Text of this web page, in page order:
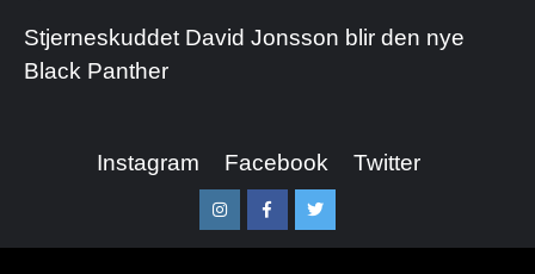
Stjerneskuddet David Jonsson blir den nye
Black Panther
Instagram Facebook Twitter
InstagramFacebookTwitter